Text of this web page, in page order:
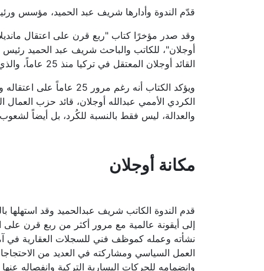
قدّم الندوة وأدارها شريف عبد الحميد، مؤسس
أوجلان"، للكاتب والباحث شريف عبد الحميد رئيس
القائد أوجلان المعتقل في تركيا منذ 25 عاماً، والذي يتعرض لعزلة تامة منذ عدة سنوات في سجن جزيرة "إمرالي" التركي
ويؤكد الكتاب أنه رغم
الكردي الأممي عبدالله أوجلان، قائد حزب العمال
والعدالة، ليس فقط بالنسبة للكُرد، بل أيضاً
مكانة أوجلان
قدم الندوة الكاتب شريف عبدالحميد وقد استهلها
إلى أيقونة عالمية مع مرور أكثر من ربع قرن
نشأته وعمله كموظف فني للسجلات العقارية في
العمل السياسي ومشاركته في العديد من